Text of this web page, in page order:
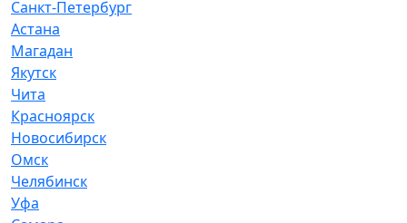
Санкт-Петербург
Астана
Магадан
Якутск
Чита
Красноярск
Новосибирск
Омск
Челябинск
Уфа